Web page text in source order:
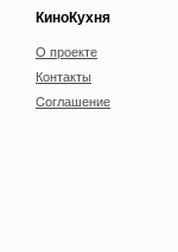
КиноКухня
О проекте
Контакты
Cоглашение